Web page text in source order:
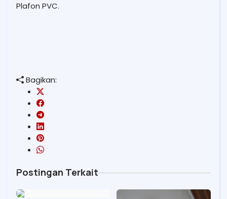
Plafon PVC.
Bagikan:
Postingan Terkait